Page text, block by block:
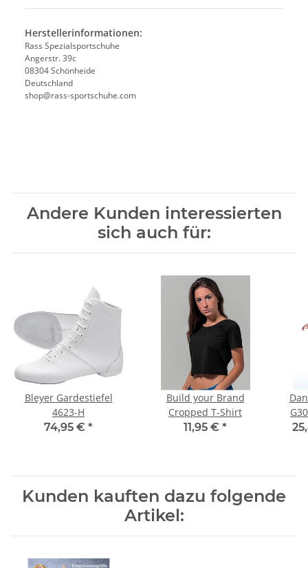
Herstellerinformationen:
Rass Spezialsportschuhe
Angerstr. 39c
08304 Schönheide
Deutschland
shop@rass-sportschuhe.com
Andere Kunden interessierten
sich auch für:
Bleyer Gardestiefel
4623-H
74,95 € *
Build your Brand
Cropped T-Shirt
11,95 € *
Kunden kauften dazu folgende
Artikel: